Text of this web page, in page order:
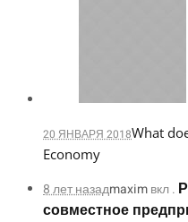
20 ЯНВАРЯ 2018What
Economy
8 лет назадmaximвкл .
совместное